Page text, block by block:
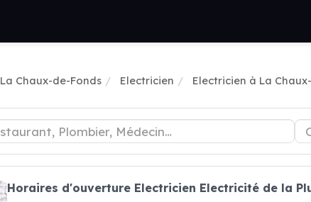
La Chaux-de-Fonds Electricien Electricien à La
Horaires d'ouverture Electricien Electricité de la